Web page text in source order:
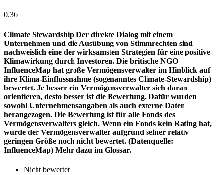
0.36
Climate Stewardship Der direkte Dialog mit einem
Unternehmen und die Ausübung von Stimmrechten sind
nachweislich eine der wirksamsten Strategien für eine positive
Klimawirkung durch Investoren. Die britische NGO
InfluenceMap hat große Vermögensverwalter im Hinblick auf
ihre Klima-Einflussnahme (sogenanntes Climate-Stewardship)
bewertet. Je besser ein Vermögensverwalter sich daran
orientieren, desto besser ist die Bewertung. Dafür wurden
sowohl Unternehmensangaben als auch externe Daten
herangezogen. Die Bewertung ist für alle Fonds des
Vermögensverwalters gleich. Wenn ein Fonds kein Rating hat,
wurde der Vermögensverwalter aufgrund seiner relativ
geringen Größe noch nicht bewertet. (Datenquelle:
InfluenceMap) Mehr dazu im Glossar.
Nicht bewertet